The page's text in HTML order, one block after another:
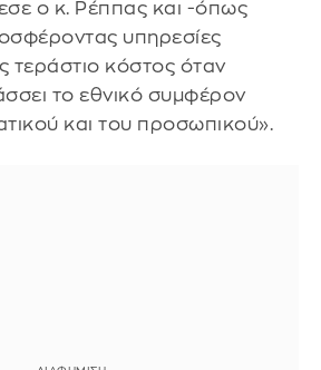
ο κ. Ρέππας και -όπως
υπηρεσίες
τεράστιο κόστος όταν
το εθνικό συμφέρον
και του προσωπικού».